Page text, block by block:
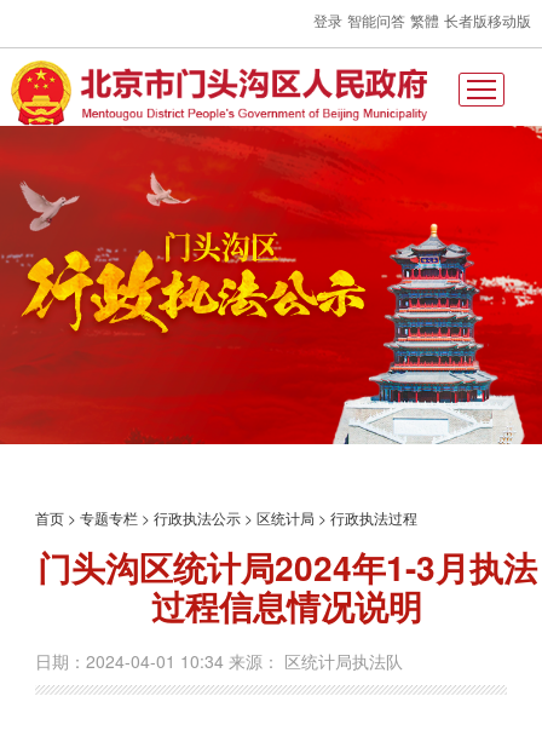
登录 智能问答 繁體 长者版移动版
首页 >专题专栏 >行政执法公示 >区统计局 >行政执法过程
门头沟区统计局2024年1-3月执法
过程信息情况说明
日期：2024-04-01 10:34 来源： 区统计局执法队